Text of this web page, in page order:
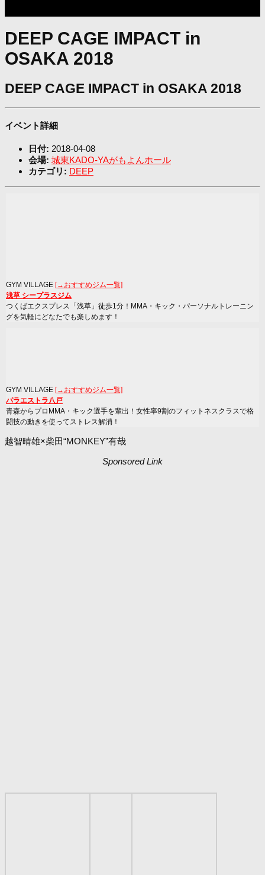
DEEP CAGE IMPACT in
OSAKA 2018
DEEP CAGE IMPACT in OSAKA 2018
イベント詳細
日付: 2018-04-08
会場: 城東KADO-YAがもよんホール
カテゴリ: DEEP
GYM VILLAGE [→おすすめジム一覧]
浅草 シープラスジム
つくばエクスプレス「浅草」徒歩1分！MMA・キック・パーソナルトレーニン
グを気軽にどなたでも楽しめます！
GYM VILLAGE [→おすすめジム一覧]
パラエストラ八戸
青森からプロMMA・キック選手を輩出！女性率9割のフィットネスクラスで格
闘技の動きを使ってストレス解消！
越智晴雄×柴田“MONKEY”有哉
Sponsored Link